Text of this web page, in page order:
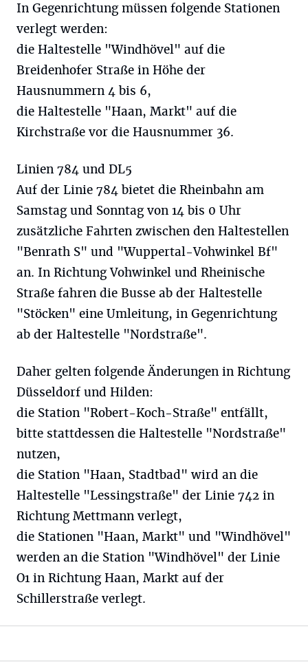
In Gegenrichtung müssen folgende Stationen
verlegt werden:
die Haltestelle "Windhövel" auf die
Breidenhofer Straße in Höhe der
Hausnummern 4 bis 6,
die Haltestelle "Haan, Markt" auf die
Kirchstraße vor die Hausnummer 36.
Linien 784 und DL5
Auf der Linie 784 bietet die Rheinbahn am
Samstag und Sonntag von 14 bis 0 Uhr
zusätzliche Fahrten zwischen den Haltestellen
"Benrath S" und "Wuppertal-Vohwinkel Bf"
an. In Richtung Vohwinkel und Rheinische
Straße fahren die Busse ab der Haltestelle
"Stöcken" eine Umleitung, in Gegenrichtung
ab der Haltestelle "Nordstraße".
Daher gelten folgende Änderungen in Richtung
Düsseldorf und Hilden:
die Station "Robert-Koch-Straße" entfällt,
bitte stattdessen die Haltestelle "Nordstraße"
nutzen,
die Station "Haan, Stadtbad" wird an die
Haltestelle "Lessingstraße" der Linie 742 in
Richtung Mettmann verlegt,
die Stationen "Haan, Markt" und "Windhövel"
werden an die Station "Windhövel" der Linie
O1 in Richtung Haan, Markt auf der
Schillerstraße verlegt.